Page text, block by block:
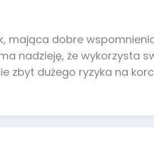
mająca dobre
nadzieję, że wykorzysta
zbyt dużego ryzyka na